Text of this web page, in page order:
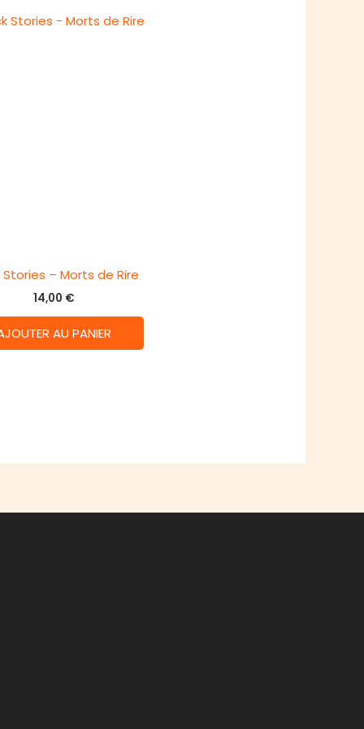
Stories – Morts de Rire
14,00 €
AU PANIER